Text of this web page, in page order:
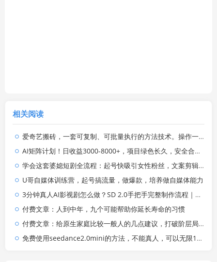
相关阅读
爱奇艺搬砖，一套可复制、可批量执行的方法技术。操作一个月，整年不用愁!
AI矩阵计划！日收益3000-8000+，项目绿色长久，安全合规靠谱，可批量放大。扶持工作室和分公司
学会这套婆媳短剧全流程：起号快吸引女性粉丝，文案剪辑视频制作一站式搞定，多种变现方式都可做
U哥自媒体训练营，起号搞流量，做爆款，培养做自媒体能力
3分钟真人AI影视剧怎么做？SD 2.0手把手完整制作流程｜Higgsfield 14天SD 2.0/2.5无限生成
付费文章：人到中年，九个可能帮助你延长寿命的习惯
付费文章：给原生家庭比较一般人的几点建议，打破阶层局限，实现个人与家族代际向上跃升
免费使用seedance2.0mini的方法，不能真人，可以无限10秒视频，9图+3音频参考